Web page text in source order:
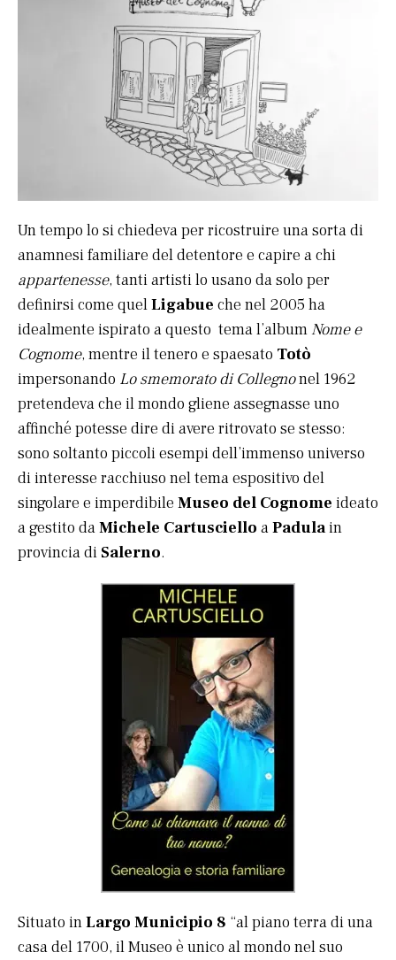
Un tempo lo si chiedeva per ricostruire una sorta di
anamnesi familiare del detentore e capire a chi
appartenesse, tanti artisti lo usano da solo per
definirsi come quelLigabue che nel 2005 ha
idealmente ispirato a questo tema l’album Nome e
Cognome, mentre il tenero e spaesato Totò
impersonando Lo smemorato di Collegnonel 1962
pretendeva che il mondo gliene assegnasse uno
affinché potesse dire di avere ritrovato se stesso:
sono soltanto piccoli esempi dell’immenso universo
di interesse racchiuso nel tema espositivo del
singolare e imperdibile Museo del Cognome ideato
a gestito daMichele Cartusciello aPadulain
provincia di Salerno.
Situato inLargo Municipio 8 “al piano terra di una
casa del 1700, il Museo è unico al mondo nel suo